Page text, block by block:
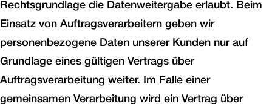
Rechtsgrundlage die Datenweitergabe erlaubt. Beim
Einsatz von Auftragsverarbeitern geben wir
personenbezogene Daten unserer Kunden nur auf
Grundlage eines gültigen Vertrags über
Auftragsverarbeitung weiter. Im Falle einer
gemeinsamen Verarbeitung wird ein Vertrag über